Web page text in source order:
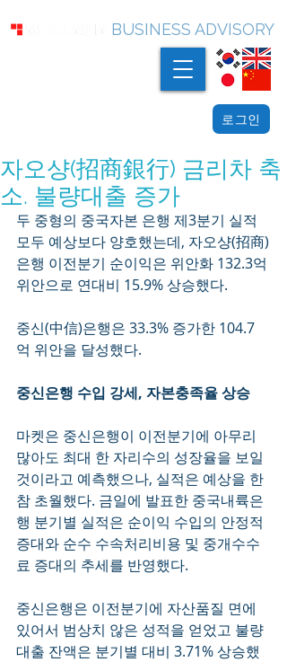
BUSINESS ADVISORY
로그인
자오샹(招商銀行) 금리차 축
소. 불량대출 증가
두 중형의 중국자본 은행 제3분기 실적
모두 예상보다 양호했는데, 자오샹(招商)
은행 이전분기 순이익은 위안화 132.3억
위안으로 연대비 15.9% 상승했다.
중신(中信)은행은 33.3% 증가한 104.7
억 위안을 달성했다.
중신은행 수입 강세, 자본충족율 상승
마켓은 중신은행이 이전분기에 아무리
많아도 최대 한 자리수의 성장율을 보일
것이라고 예측했으나, 실적은 예상을 한
참 초월했다. 금일에 발표한 중국내륙은
행 분기별 실적은 순이익 수입의 안정적
증대와 순수 수속처리비용 및 중개수수
료 증대의 추세를 반영했다.
중신은행은 이전분기에 자산품질 면에
있어서 범상치 않은 성적을 얻었고 불량
대출 잔액은 분기별 대비 3.71% 상승했